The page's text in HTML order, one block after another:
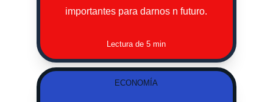
ECONOMÍA
importantes para darnos n futuro.
Lectura de 5 min